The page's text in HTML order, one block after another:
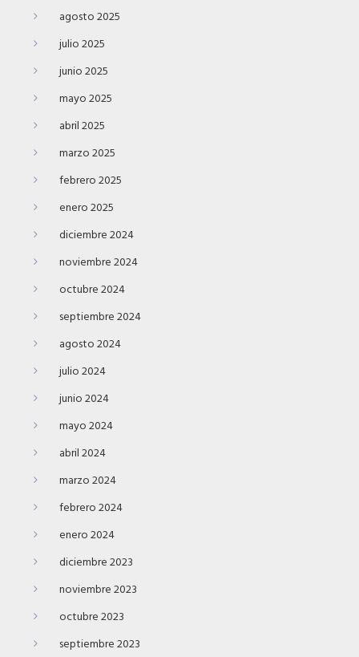
agosto 2025
julio 2025
junio 2025
mayo 2025
abril 2025
marzo 2025
febrero 2025
enero 2025
diciembre 2024
noviembre 2024
octubre 2024
septiembre 2024
agosto 2024
julio 2024
junio 2024
mayo 2024
abril 2024
marzo 2024
febrero 2024
enero 2024
diciembre 2023
noviembre 2023
octubre 2023
septiembre 2023